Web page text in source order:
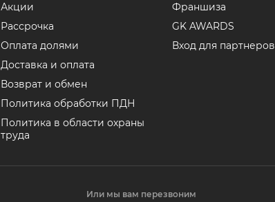
Акции
Рассрочка
Оплата долями
Доставка и оплата
Возврат и обмен
Политика обработки ПДН
Политика в области охраны
труда
Франшиза
GK AWARDS
Вход для партнеров
Или мы вам перезвоним